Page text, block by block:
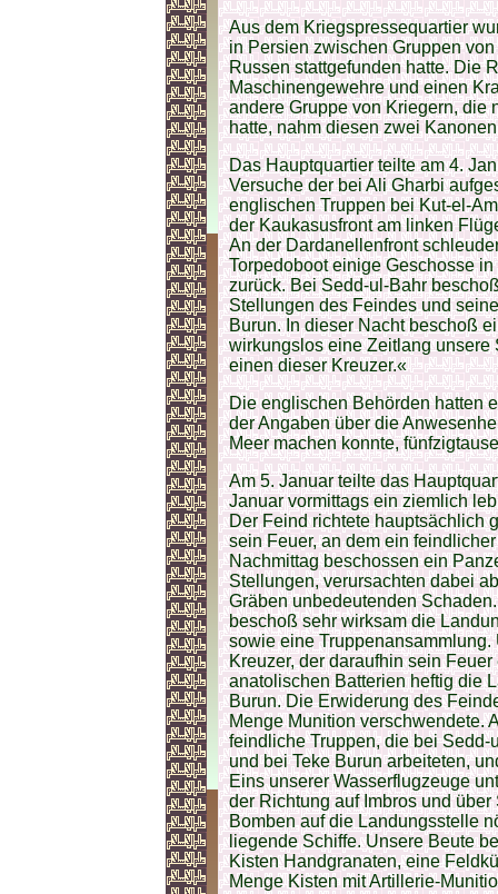
Aus dem Kriegspressequartier
in Persien zwischen Gruppen
Russen stattgefunden hatte. Die
Maschinengewehre und einen
andere Gruppe von Kriegern, die
hatte, nahm diesen zwei
Das Hauptquartier teilte am 4.
Versuche der bei Ali Gharbi
englischen Truppen bei Kut-el-
der Kaukasusfront am linken
An der Dardanellenfront
Torpedoboot einige Geschosse
zurück. Bei Sedd-ul-Bahr
Stellungen des Feindes und
Burun. In dieser Nacht beschoß
wirkungslos eine Zeitlang unsere
einen dieser Kreuzer.«
Die englischen Behörden hatten
der Angaben über die
Meer machen konnte,
Am 5. Januar teilte das
Januar vormittags ein ziemlich
Der Feind richtete hauptsächlich
sein Feuer, an dem ein
Nachmittag beschossen ein
Stellungen, verursachten dabei
Gräben unbedeutenden
beschoß sehr wirksam die
sowie eine
Kreuzer, der daraufhin sein
anatolischen Batterien heftig die
Burun. Die Erwiderung des
Menge Munition verschwendete.
feindliche Truppen, die bei
und bei Teke Burun arbeiteten,
Eins unserer Wasserflugzeuge
der Richtung auf Imbros und
Bomben auf die Landungsstelle
liegende Schiffe. Unsere Beute
Kisten Handgranaten, eine
Menge Kisten mit Artillerie-